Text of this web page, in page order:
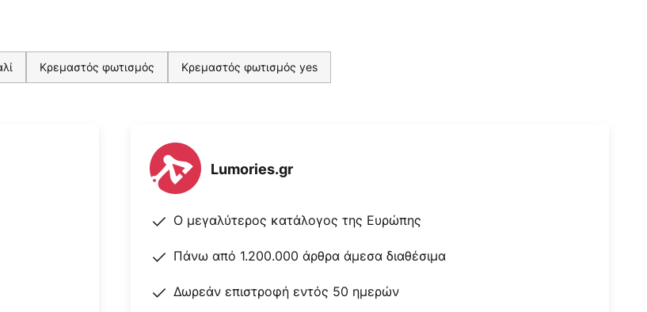
Κρεμαστός φωτισμός Κρεμαστός φωτισμός yes
Lumories.gr
Ο μεγαλύτερος κατάλογος της Ευρώπης
Πάνω από 1.200.000 άρθρα άμεσα διαθέσιμα
Δωρεάν επιστροφή εντός 50 ημερών